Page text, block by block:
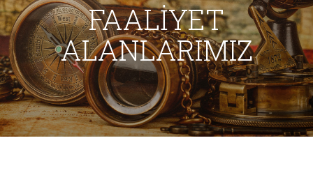
FAALİYET
ALANLARIMIZ